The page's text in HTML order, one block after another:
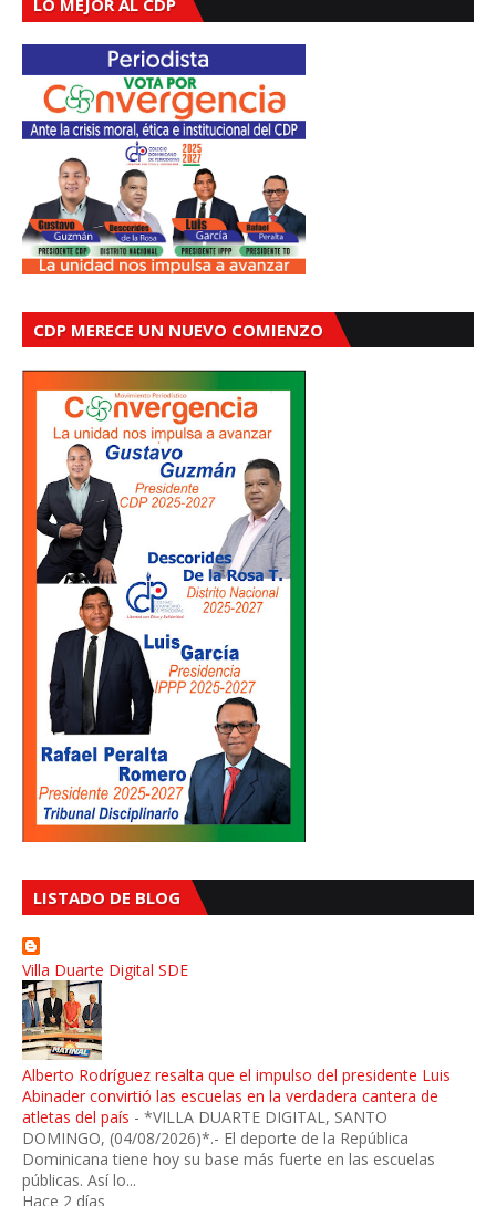
LO MEJOR AL CDP
CDP MERECE UN NUEVO COMIENZO
LISTADO DE BLOG
Villa Duarte Digital SDE
Alberto Rodríguez resalta que el impulso del presidente Luis
Abinader convirtió las escuelas en la verdadera cantera de
atletas del país - *VILLA DUARTE DIGITAL, SANTO
DOMINGO, (04/08/2026)*.- El deporte de la República
Dominicana tiene hoy su base más fuerte en las escuelas
públicas. Así lo...
Hace 2 días